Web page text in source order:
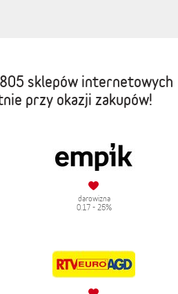
sklepów internetowych
przy okazji zakupów!
darowizna
0.17 - 25%